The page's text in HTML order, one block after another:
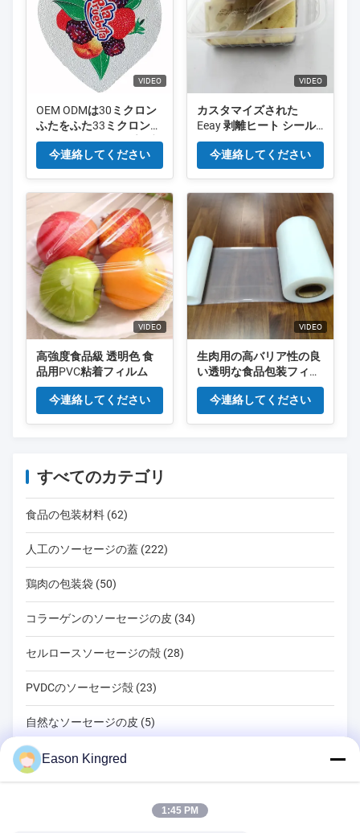
VIDEO
OEM ODMは30ミクロン
ふたをふた33ミクロンの
ヨーグルトのコップの容
易なPeelable型抜きした
今連絡してください
VIDEO
カスタマイズされた
Eeay 剥離ヒート シール
フィルム食品グレードの
高バリア包装ソリューシ
ョン
今連絡してください
VIDEO
高強度食品級 透明色 食
品用PVC粘着フィルム
今連絡してください
VIDEO
生肉用の高バリア性の良
い透明な食品包装フィル
ム
今連絡してください
すべてのカテゴリ
食品の包装材料 (62)
人工のソーセージの蓋 (222)
鶏肉の包装袋 (50)
コラーゲンのソーセージの皮 (34)
セルロースソーセージの殻 (28)
PVDCのソーセージ殻 (23)
自然なソーセージの皮 (5)
食品包装袋 (82)
Eason Kingred
1:45 PM